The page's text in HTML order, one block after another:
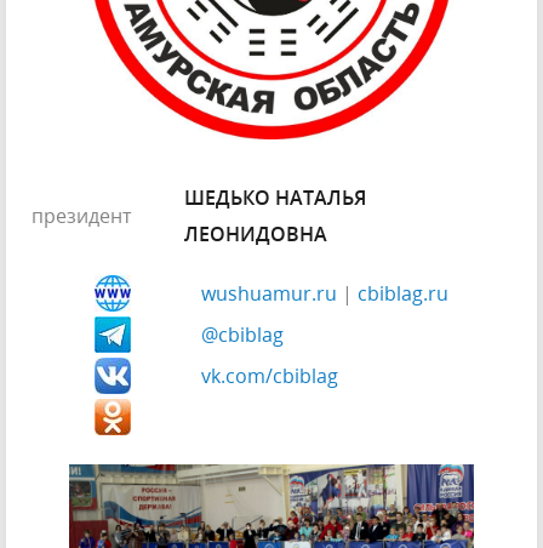
президент
ШЕДЬКО НАТАЛЬЯ
ЛЕОНИДОВНА
wushuamur.ru | cbiblag.ru
@cbiblag
vk.com/cbiblag